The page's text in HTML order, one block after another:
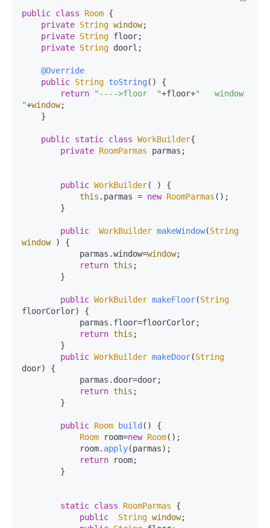
public class Room {
private String window;
private String floor;
private String doorl;
@Override
public String toString ( ) {
return
"---->floor  "+floor+"   window
"+window;
public static class WorkBuilder{
private RoomParmas parmas;
public WorkBuilder( ) {
this . parmas = new RoomParmas ();
public WorkBuilder makeWindow(String
window
) {
            parmas.
window=window;
return this ;
public WorkBuilder makeFloor(String
floorCorlor) {
            parmas.
floor=floorCorlor;
return this ;
public WorkBuilder makeDoor(String
door) {
            parmas.
door=door;
return this ;
public Room build ( ) {
Room room=new Room();
            room.
apply(parmas);
return room;
static class RoomParmas {
public
String window;